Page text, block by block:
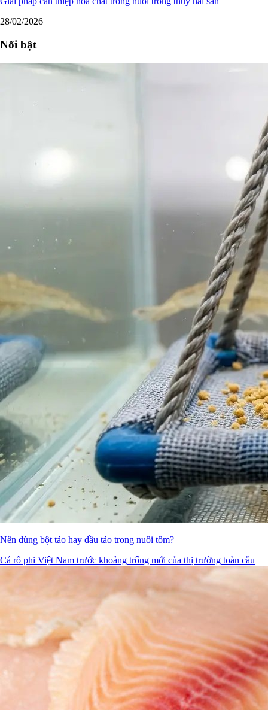
28/02/2026
Nổi bật
Nên dùng bột tảo hay dầu tảo trong nuôi tôm?
Cá rô phi Việt Nam trước khoảng trống mới của thị trường toàn cầu